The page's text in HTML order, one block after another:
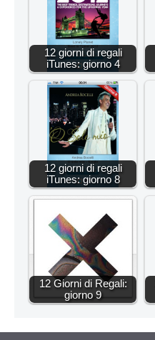
12 giorni di regali
iTunes: giorno 4
12 giorni di regali
iTunes: giorno 8
12 Giorni di Regali:
giorno 9